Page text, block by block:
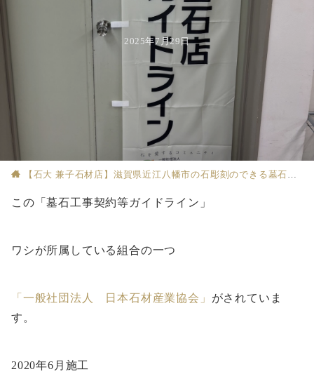
2025年7月29日
【石大 兼子石材店】滋賀県近江八幡市の石彫刻のできる墓石店
この「墓石工事契約等ガイドライン」
ワシが所属している組合の一つ
「一般社団法人 日本石材産業協会」 がされていま
す。
2020年6月施工